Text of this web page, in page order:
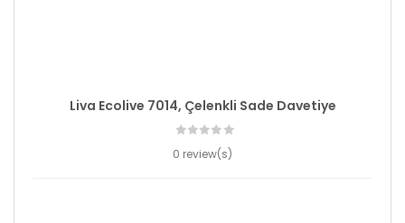
Liva Ecolive 7014, Çelenkli Sade Davetiye
0 review(s)